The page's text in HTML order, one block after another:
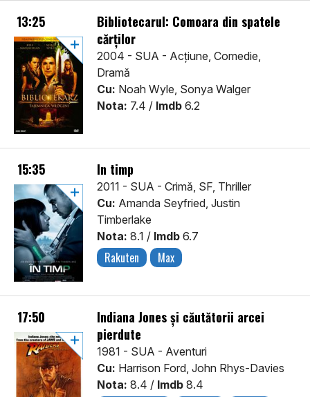
13:25
Bibliotecarul: Comoara din spatele
cărților
2004 - SUA - Acţiune, Comedie,
Dramă
Cu: Noah Wyle, Sonya Walger
Nota: 7.4 / Imdb 6.2
15:35 În timp
2011 - SUA - Crimă, SF, Thriller
Cu: Amanda Seyfried, Justin
Timberlake
Nota: 8.1 / Imdb 6.7
Rakuten Max
17:50
Indiana Jones și căutătorii arcei
pierdute
1981 - SUA - Aventuri
Cu: Harrison Ford, John Rhys-Davies
Nota: 8.4 / Imdb 8.4